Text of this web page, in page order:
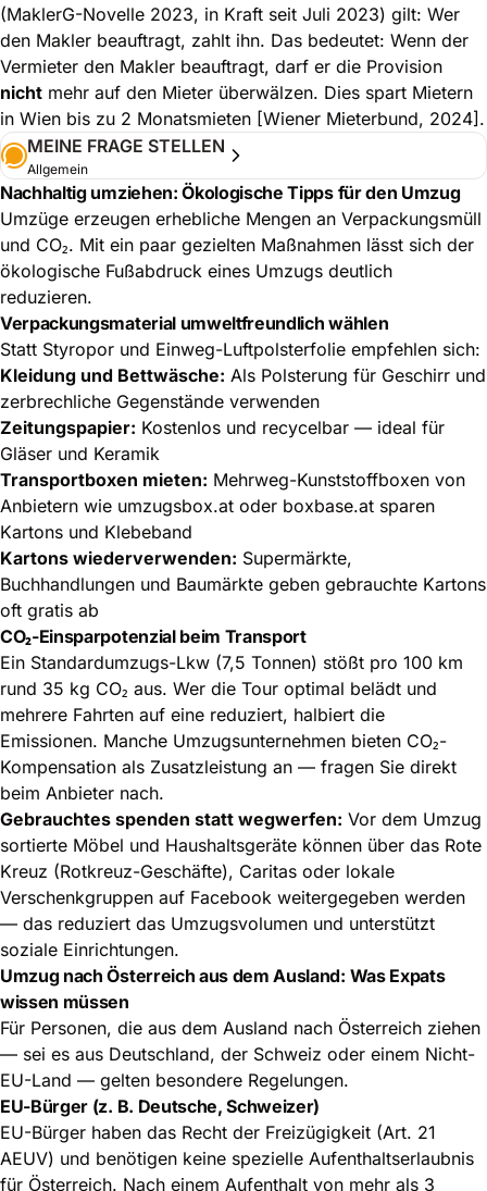
(MaklerG-Novelle 2023, in Kraft seit Juli 2023) gilt: Wer
den Makler beauftragt, zahlt ihn. Das bedeutet: Wenn der
Vermieter den Makler beauftragt, darf er die Provision
nicht mehr auf den Mieter überwälzen. Dies spart Mietern
in Wien bis zu 2 Monatsmieten [Wiener Mieterbund, 2024].
MEINE FRAGE STELLEN
Allgemein
Nachhaltig umziehen: Ökologische Tipps für den Umzug
Umzüge erzeugen erhebliche Mengen an Verpackungsmüll
und CO₂. Mit ein paar gezielten Maßnahmen lässt sich der
ökologische Fußabdruck eines Umzugs deutlich
reduzieren.
Verpackungsmaterial umweltfreundlich wählen
Statt Styropor und Einweg-Luftpolsterfolie empfehlen sich:
Kleidung und Bettwäsche: Als Polsterung für Geschirr und
zerbrechliche Gegenstände verwenden
Zeitungspapier: Kostenlos und recycelbar — ideal für
Gläser und Keramik
Transportboxen mieten: Mehrweg-Kunststoffboxen von
Anbietern wie umzugsbox.at oder boxbase.at sparen
Kartons und Klebeband
Kartons wiederverwenden: Supermärkte,
Buchhandlungen und Baumärkte geben gebrauchte Kartons
oft gratis ab
CO₂-Einsparpotenzial beim Transport
Ein Standardumzugs-Lkw (7,5 Tonnen) stößt pro 100 km
rund 35 kg CO₂ aus. Wer die Tour optimal belädt und
mehrere Fahrten auf eine reduziert, halbiert die
Emissionen. Manche Umzugsunternehmen bieten CO₂-
Kompensation als Zusatzleistung an — fragen Sie direkt
beim Anbieter nach.
Gebrauchtes spenden statt wegwerfen: Vor dem Umzug
sortierte Möbel und Haushaltsgeräte können über das Rote
Kreuz (Rotkreuz-Geschäfte), Caritas oder lokale
Verschenkgruppen auf Facebook weitergegeben werden
— das reduziert das Umzugsvolumen und unterstützt
soziale Einrichtungen.
Umzug nach Österreich aus dem Ausland: Was Expats
wissen müssen
Für Personen, die aus dem Ausland nach Österreich ziehen
— sei es aus Deutschland, der Schweiz oder einem Nicht-
EU-Land — gelten besondere Regelungen.
EU-Bürger (z. B. Deutsche, Schweizer)
EU-Bürger haben das Recht der Freizügigkeit (Art. 21
AEUV) und benötigen keine spezielle Aufenthaltserlaubnis
für Österreich. Nach einem Aufenthalt von mehr als 3